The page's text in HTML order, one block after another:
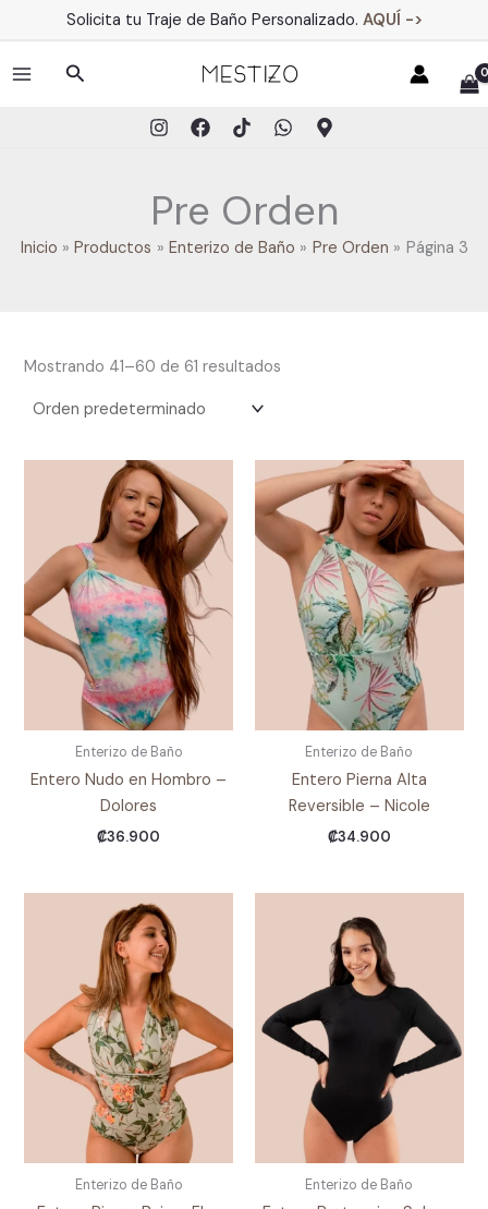
contenido
Solicita tu Traje de Baño Personalizado. AQUÍ ->
Buscar
Pre Orden
Inicio Productos Enterizo de Baño Pre Orden Página 3
Mostrando 41–60 de 61 resultados
Enterizo de Baño
Entero Nudo en Hombro –
Dolores
₡36.900
Enterizo de Baño
Entero Pierna Alta
Reversible – Nicole
₡34.900
Enterizo de Baño Enterizo de Baño